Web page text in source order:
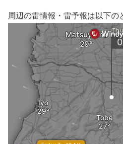
周辺の雷情報・雷予報は以下の